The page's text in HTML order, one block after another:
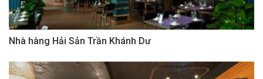
Nhà hàng Hải Sản Trần Khánh Dư